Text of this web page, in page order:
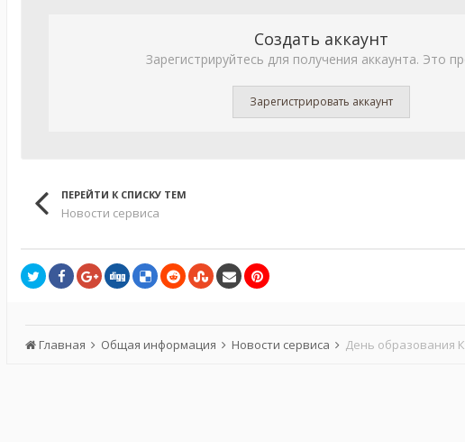
Создать аккаунт
Зарегистрируйтесь для получения аккаунта. Это
Зарегистрировать аккаунт
ПЕРЕЙТИ К СПИСКУ ТЕМ
Новости сервиса
Главная Общая информация Новости сервиса День образования